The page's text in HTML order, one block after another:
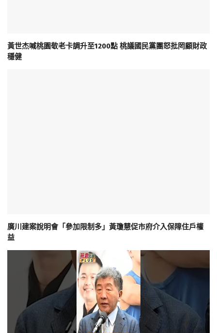
黃世杰喊桃園敬老卡調升至1200點 桃議國民黨團怒批罔顧財政
穩健
廣川建案說明會「參加限制多」黃瓊慧促市府介入保障住戶權
益